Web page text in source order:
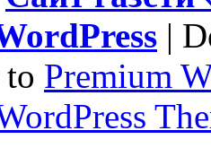
|
to Premium